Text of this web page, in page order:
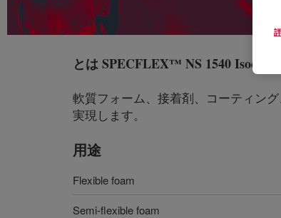
とはSPECFLEX™ NS 1540
軟質フォーム、接着剤、コーティン
実現します。
用途
Flexible foam
Semi-flexible foam